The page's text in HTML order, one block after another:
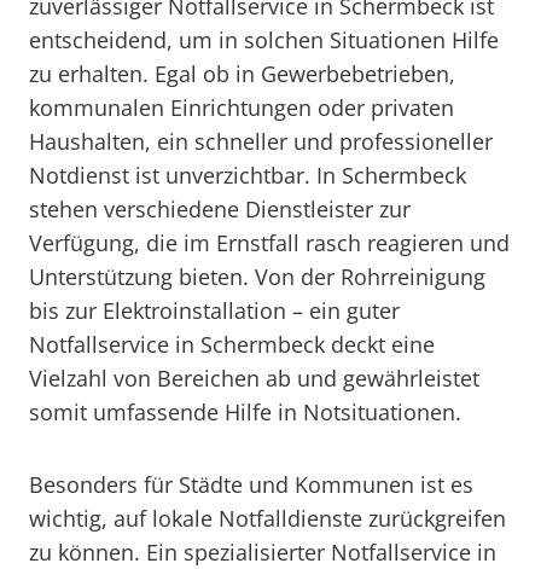
zuverlässiger Notfallservice in Schermbeck ist
entscheidend, um in solchen Situationen Hilfe
zu erhalten. Egal ob in Gewerbebetrieben,
kommunalen Einrichtungen oder privaten
Haushalten, ein schneller und professioneller
Notdienst ist unverzichtbar. In Schermbeck
stehen verschiedene Dienstleister zur
Verfügung, die im Ernstfall rasch reagieren und
Unterstützung bieten. Von der Rohrreinigung
bis zur Elektroinstallation – ein guter
Notfallservice in Schermbeck deckt eine
Vielzahl von Bereichen ab und gewährleistet
somit umfassende Hilfe in Notsituationen.
Besonders für Städte und Kommunen ist es
wichtig, auf lokale Notfalldienste zurückgreifen
zu können. Ein spezialisierter Notfallservice in